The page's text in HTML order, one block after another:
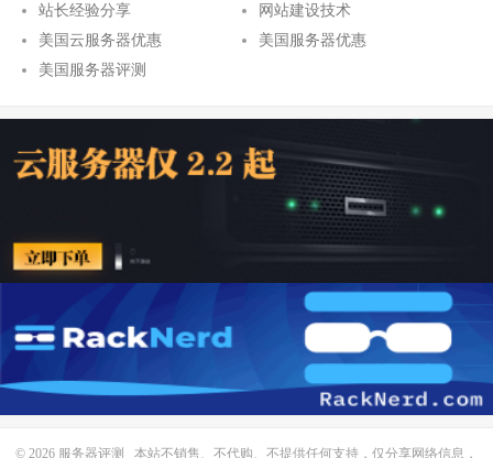
站长经验分享
网站建设技术
美国云服务器优惠
美国服务器优惠
美国服务器评测
© 2026 服务器评测 本站不销售、不代购、不提供任何支持，仅分享网络信息，